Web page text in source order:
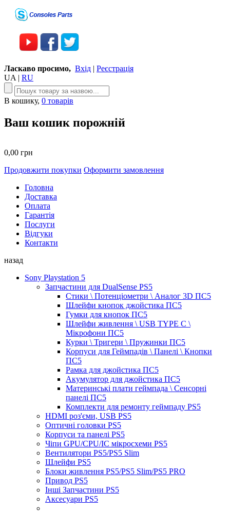
Ласкаво просимо, Вхід | Реєстрація
UA | RU
В кошику, 0 товарів
Ваш кошик порожній
0,00 грн
Продовжити покупки Оформити замовлення
Головна
Доставка
Оплата
Гарантія
Послуги
Відгуки
Контакти
назад
Sony Playstation 5
Запчастини для DualSense PS5
Стики \ Потенціометри \ Аналог 3D ПС5
Шлейфи кнопок джойстика ПС5
Гумки для кнопок ПС5
Шлейфи живлення \ USB TYPE C \
Мікрофони ПС5
Курки \ Тригери \ Пружинки ПС5
Корпуси для Геймпадів \ Панелі \ Кнопки
ПС5
Рамка для джойстика ПС5
Акумулятор для джойстика ПС5
Материнські плати геймпада \ Сенсорні
панелі ПС5
Комплекти для ремонту геймпаду PS5
HDMI роз'єми, USB PS5
Оптичні головки PS5
Корпуси та панелі PS5
Чіпи GPU/CPU/IC мікросхеми PS5
Вентилятори PS5/PS5 Slim
Шлейфи PS5
Блоки живлення PS5/PS5 Slim/PS5 PRO
Привод PS5
Інші Запчастини PS5
Аксесуари PS5